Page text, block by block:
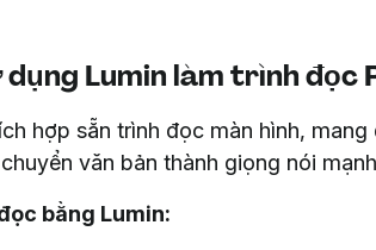
Lumin làm trình đọc
hợp sẵn trình đọc màn hình,
văn bản thành giọng nói
bằng Lumin: